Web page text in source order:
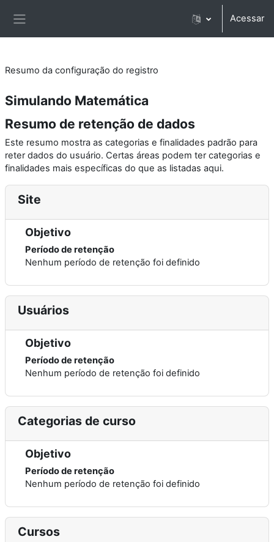
Acessar
Resumo da configuração do registro
Simulando Matemática
Resumo de retenção de dados
Este resumo mostra as categorias e finalidades padrão para
reter dados do usuário. Certas áreas podem ter categorias e
finalidades mais específicas do que as listadas aqui.
Site
Objetivo
Período de retenção
Nenhum período de retenção foi definido
Usuários
Objetivo
Período de retenção
Nenhum período de retenção foi definido
Categorias de curso
Objetivo
Período de retenção
Nenhum período de retenção foi definido
Cursos